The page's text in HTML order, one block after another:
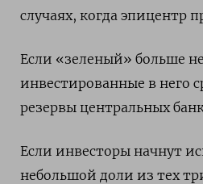
случаях, когда эпицентр
Если «зеленый» больше
инвестированные в него
резервы центральных
Если инвесторы начнут
небольшой доли из тех